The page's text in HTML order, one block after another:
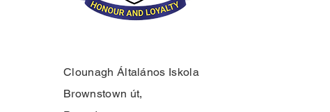
Clounagh Általános Iskola
Brownstown út,